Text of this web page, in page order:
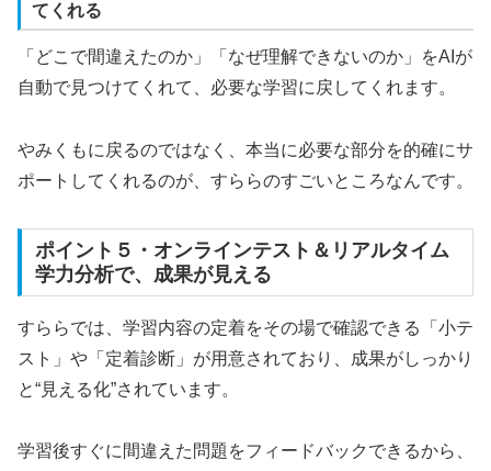
てくれる
「どこで間違えたのか」「なぜ理解できないのか」をAIが
自動で見つけてくれて、必要な学習に戻してくれます。
やみくもに戻るのではなく、本当に必要な部分を的確にサ
ポートしてくれるのが、すららのすごいところなんです。
ポイント５・オンラインテスト＆リアルタイム
学力分析で、成果が見える
すららでは、学習内容の定着をその場で確認できる「小テ
スト」や「定着診断」が用意されており、成果がしっかり
と“見える化”されています。
学習後すぐに間違えた問題をフィードバックできるから、